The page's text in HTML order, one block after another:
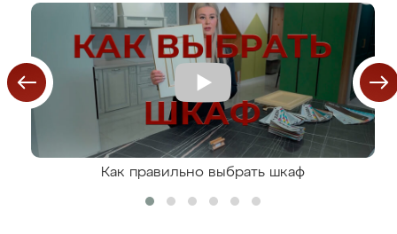
Как правильно выбрать шкаф